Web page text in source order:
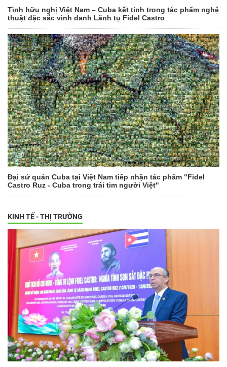
Tình hữu nghị Việt Nam – Cuba kết tinh trong tác phẩm nghệ
thuật đặc sắc vinh danh Lãnh tụ Fidel Castro
Đại sứ quán Cuba tại Việt Nam tiếp nhận tác phẩm "Fidel
Castro Ruz - Cuba trong trái tim người Việt"
KINH TẾ - THỊ TRƯỜNG